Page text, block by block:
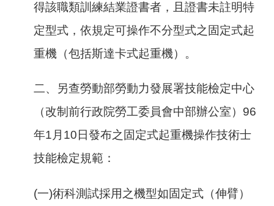
得該職類訓練結業證書者，且證書未註明特
定型式，依規定可操作不分型式之固定式起
重機（包括斯達卡式起重機）。
二、
另查勞動部勞動力發展署技能檢定中心
（改制前行政院勞工委員會中部辦公室） 96
年1月 10 日發布之固定式起重機操作技術士
技能檢定規範：
(一)術科測試採用之機型如固定式（伸臂）